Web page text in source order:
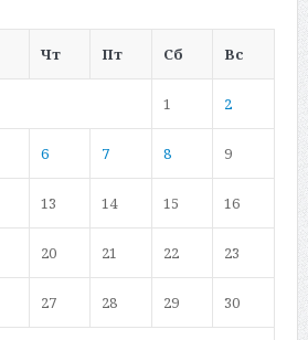
Чт Пт Сб Вс
1 2
6 7 8 9
13 14 15 16
20 21 22 23
27 28 29 30